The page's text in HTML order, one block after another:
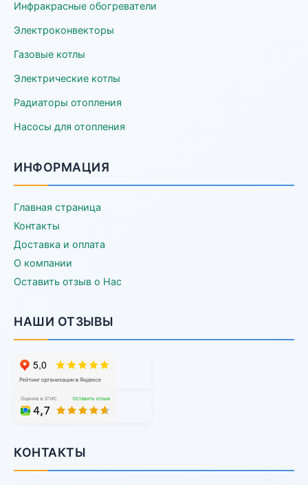
Инфракрасные обогреватели
Электроконвекторы
Газовые котлы
Электрические котлы
Радиаторы отопления
Насосы для отопления
ИНФОРМАЦИЯ
Главная страница
Контакты
Доставка и оплата
О компании
Оставить отзыв о Нас
НАШИ ОТЗЫВЫ
КОНТАКТЫ